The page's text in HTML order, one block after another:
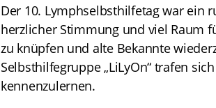
Der 10. Lymphselbsthilfetag war ein
herzlicher Stimmung und viel Raum
zu knüpfen und alte Bekannte
Selbsthilfegruppe „LiLyOn“ trafen
kennenzulernen.